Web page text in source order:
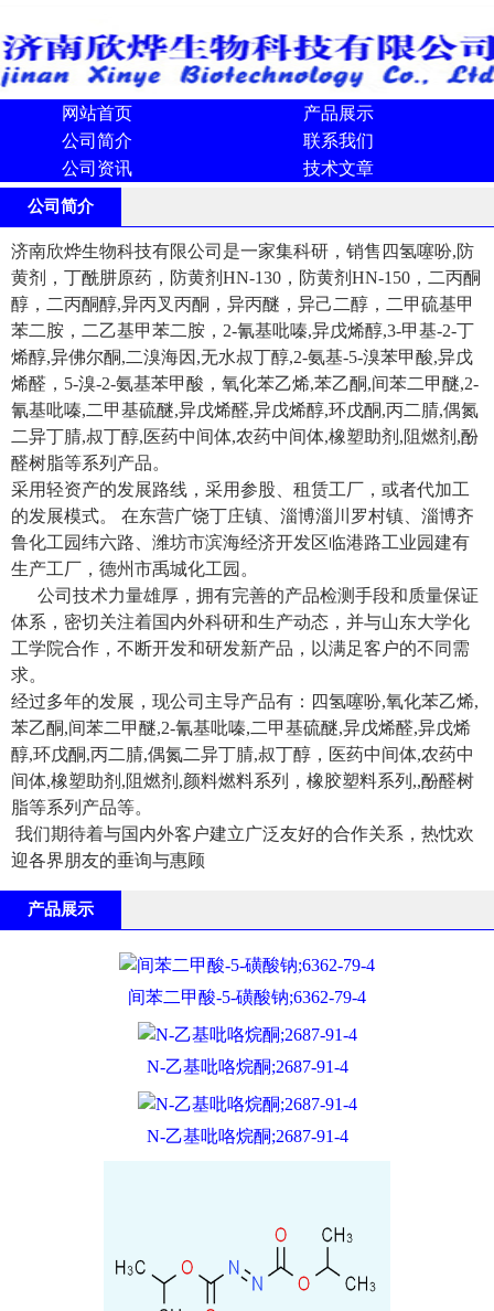
网站首页
产品展示
公司简介
联系我们
公司资讯
技术文章
公司简介
济南欣烨生物科技有限公司是一家集科研，销售四氢噻吩,防
黄剂，丁酰肼原药，防黄剂HN-130，防黄剂HN-150，二丙酮
醇，二丙酮醇,异丙叉丙酮，异丙醚，异己二醇，二甲硫基甲
苯二胺，二乙基甲苯二胺，2-氰基吡嗪,异戊烯醇,3-甲基-2-丁
烯醇,异佛尔酮,二溴海因,无水叔丁醇,2-氨基-5-溴苯甲酸,异戊
烯醛，5-溴-2-氨基苯甲酸，氧化苯乙烯,苯乙酮,间苯二甲醚,2-
氰基吡嗪,二甲基硫醚,异戊烯醛,异戊烯醇,环戊酮,丙二腈,偶氮
二异丁腈,叔丁醇,医药中间体,农药中间体,橡塑助剂,阻燃剂,酚
醛树脂等系列产品。
采用轻资产的发展路线，采用参股、租赁工厂，或者代加工
的发展模式。 在东营广饶丁庄镇、淄博淄川罗村镇、淄博齐
鲁化工园纬六路、潍坊市滨海经济开发区临港路工业园建有
生产工厂，德州市禹城化工园。
公司技术力量雄厚，拥有完善的产品检测手段和质量保证
体系，密切关注着国内外科研和生产动态，并与山东大学化
工学院合作，不断开发和研发新产品，以满足客户的不同需
求。
经过多年的发展，现公司主导产品有：四氢噻吩,氧化苯乙烯,
苯乙酮,间苯二甲醚,2-氰基吡嗪,二甲基硫醚,异戊烯醛,异戊烯
醇,环戊酮,丙二腈,偶氮二异丁腈,叔丁醇，医药中间体,农药中
间体,橡塑助剂,阻燃剂,颜料燃料系列，橡胶塑料系列,,酚醛树
脂等系列产品等。
我们期待着与国内外客户建立广泛友好的合作关系，热忱欢
迎各界朋友的垂询与惠顾
产品展示
间苯二甲酸-5-磺酸钠;6362-79-4
N-乙基吡咯烷酮;2687-91-4
N-乙基吡咯烷酮;2687-91-4